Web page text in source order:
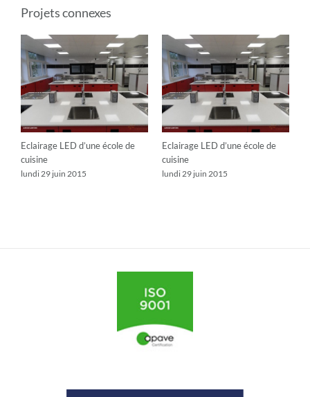
Projets connexes
Eclairage LED d’une école de
cuisine
lundi 29 juin 2015
Eclairage LED d’une école de
cuisine
lundi 29 juin 2015